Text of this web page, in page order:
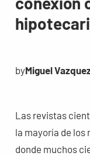
byMiguel
Las revistas
la mayoría de
donde muchos